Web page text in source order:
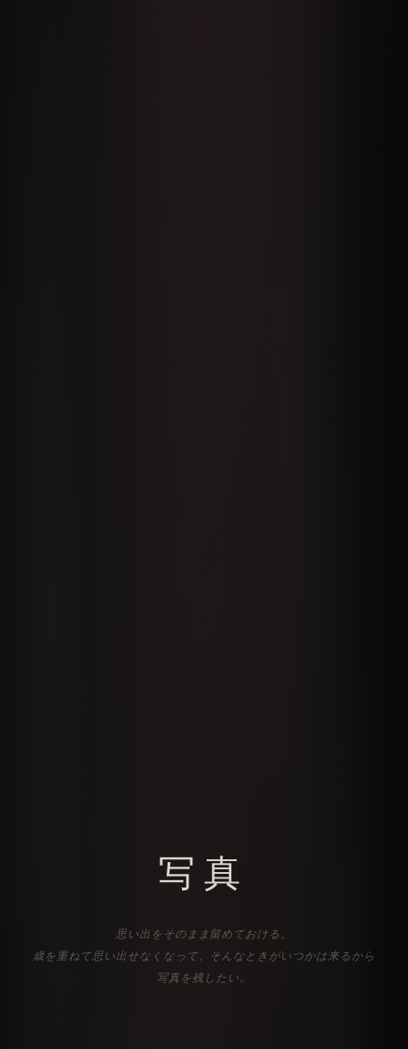
写真
思い出をそのまま留めておける。
歳を重ねて思い出せなくなって、そんなときがいつかは来るから
写真を残したい。